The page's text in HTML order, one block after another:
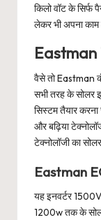
किलो वॉट के सिर्फ
लेकर भी अपना
वैसे तो Eastman
सभी तरह के सोलर
सिस्टम तैयार करना
और बढ़िया
टेक्नोलॉजी का
Eastman
यह इनवर्टर
1200w तक के